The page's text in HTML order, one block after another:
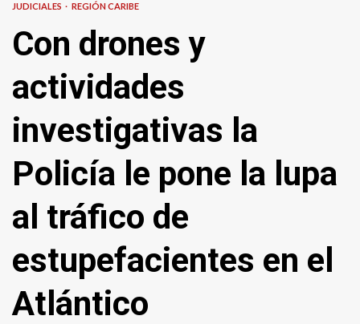
JUDICIALES REGIÓN CARIBE
Con drones y
actividades
investigativas la
Policía le pone la lupa
al tráfico de
estupefacientes en el
Atlántico